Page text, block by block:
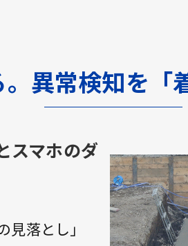
異常検知を「
スマホのダ
落とし」